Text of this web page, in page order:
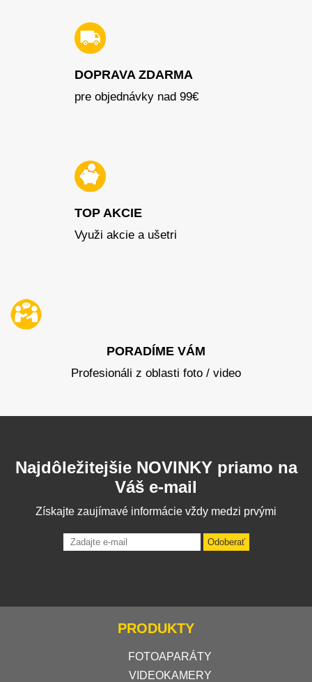
DOPRAVA ZDARMA
pre objednávky nad 99€
TOP AKCIE
Využi akcie a ušetri
PORADÍME VÁM
Profesionáli z oblasti foto / video
Najdôležitejšie NOVINKY priamo na
Váš e-mail
Získajte zaujímavé informácie vždy medzi prvými
Odoberať
PRODUKTY
FOTOAPARÁTY
VIDEOKAMERY